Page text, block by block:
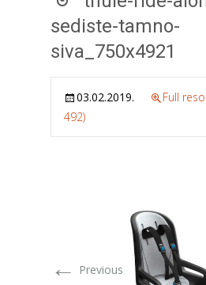
sediste-tamno-
siva_750x4921
03.02.2019.
Full
492)
← Previous